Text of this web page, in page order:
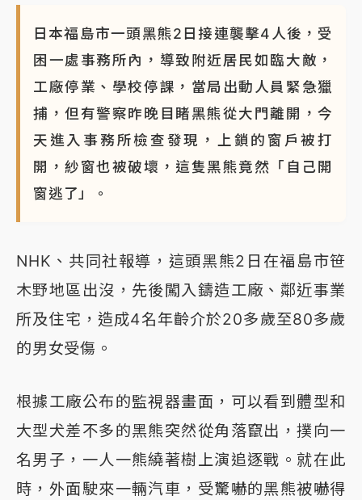
日本福島市一頭黑熊2日接連襲擊4人後，受
困一處事務所內，導致附近居民如臨大敵，
工廠停業、學校停課，當局出動人員緊急獵
捕，但有警察昨晚目睹黑熊從大門離開，今
天進入事務所檢查發現，上鎖的窗戶被打
開，紗窗也被破壞，這隻黑熊竟然「自己開
窗逃了」。
NHK、共同社報導，這頭黑熊2日在福島市笹
木野地區出沒，先後闖入鑄造工廠、鄰近事業
所及住宅，造成4名年齡介於20多歲至80多歲
的男女受傷。
根據工廠公布的監視器畫面，可以看到體型和
大型犬差不多的黑熊突然從角落竄出，撲向一
名男子，一人一熊繞著樹上演追逐戰。就在此
時，外面駛來一輛汽車，受驚嚇的黑熊被嚇得